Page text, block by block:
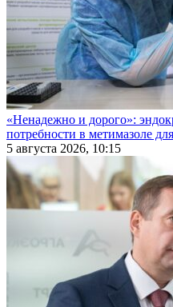
«Ненадежно и дорого»:
потребности в метимазоле
5 августа 2026, 10:15